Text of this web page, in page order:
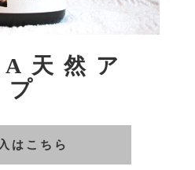
天然ア
はこちら